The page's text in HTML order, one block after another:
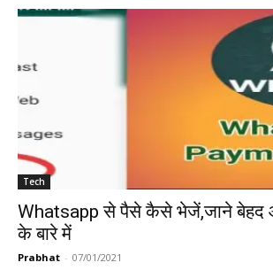
Tech
Whatsapp से पैसे कैसे भेजें,जाने बेहद
के बारे में
Prabhat - 07/01/2021